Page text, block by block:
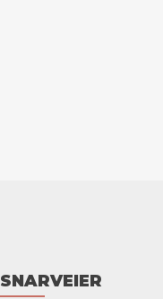
SNARVEIER